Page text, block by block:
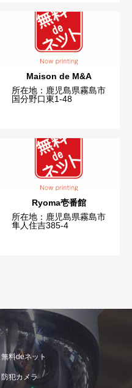
Maison de M&A
所在地：鹿児島県霧島市
国分野口東1-48
Ryoma壱番館
所在地：鹿児島県霧島市
隼人住吉385-4
無料deネット
防犯カメラ